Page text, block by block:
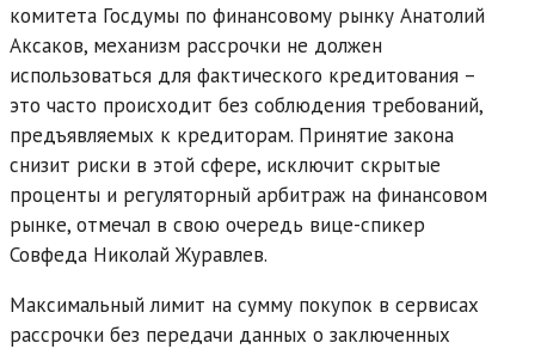
комитета Госдумы по финансовому рынку Анатолий
Аксаков, механизм рассрочки не должен
использоваться для фактического кредитования –
это часто происходит без соблюдения требований,
предъявляемых к кредиторам. Принятие закона
снизит риски в этой сфере, исключит скрытые
проценты и регуляторный арбитраж на финансовом
рынке, отмечал в свою очередь вице-спикер
Совфеда Николай Журавлев.
Максимальный лимит на сумму покупок в сервисах
рассрочки без передачи данных о заключенных